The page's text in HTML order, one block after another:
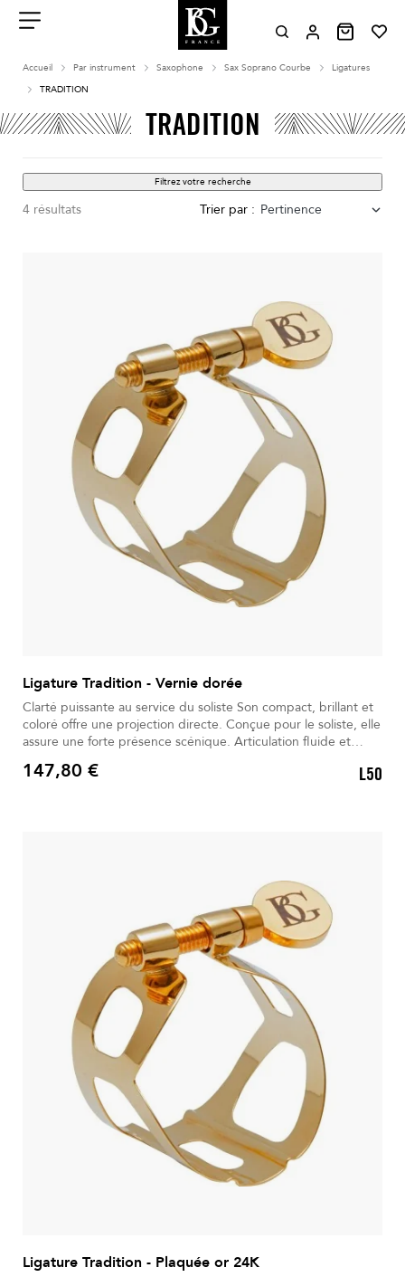
contenu
Accueil Par instrument Saxophone Sax Soprano Courbe
Ligatures
TRADITION
TRADITION
Filtrez votre recherche
4 résultats Trier par : Pertinence
Ligature Tradition - Vernie dorée
Clarté puissante au service du soliste Son compact, brillant et
coloré offre une projection directe. Conçue pour le soliste, elle
assure une forte présence scénique. Articulation fluide et
avec rainures favorise la vibration. La vis unique assure un
Prix
147,80 € L50
Ligature Tradition - Plaquée or 24K